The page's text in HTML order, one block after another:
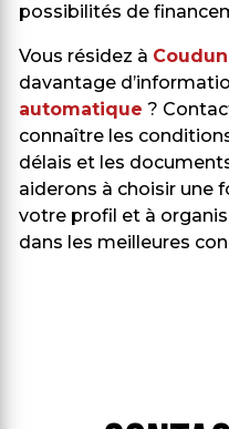
possibilités de
Vous résidez à Coudun
davantage
automatique ?
connaître les
délais et les
aiderons à choisir une
votre profil et à
dans les meilleures